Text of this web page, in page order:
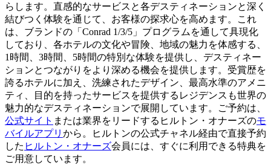
らします。直感的なサービスと各デスティネーションと深く
結びつく体験を通じて、お客様の探求心を高めます。これ
は、ブランドの「Conrad 1/3/5」プログラムを通して具現化
しており、各ホテルの文化や冒険、地域の魅力を体感する、
1時間、3時間、5時間の特別な体験を提供し、デスティネー
ションとつながりをより深める機会を提供します。受賞歴を
誇るホテルに加え、洗練されたデザイン、最高水準のアメニ
ティ、目的を持ったサービスを提供するレジデンスも世界の
魅力的なデスティネーションで展開しています。ご予約は、
公式サイト または業界をリードするヒルトン・オナーズのモ
バイルアプリ から。ヒルトンの公式チャネル経由で直接予約
した ヒルトン・オナーズ会員には、すぐに利用できる特典を
ご用意しています。